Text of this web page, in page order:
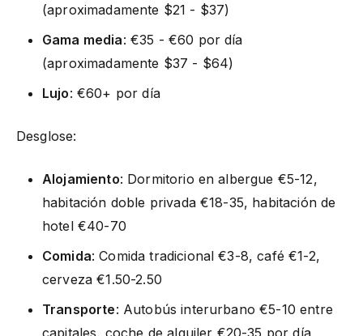
(aproximadamente $21 - $37)
Gama media: €35 - €60 por día
(aproximadamente $37 - $64)
Lujo: €60+ por día
Desglose:
Alojamiento: Dormitorio en albergue €5-12,
habitación doble privada €18-35, habitación de
hotel €40-70
Comida: Comida tradicional €3-8, café €1-2,
cerveza €1.50-2.50
Transporte: Autobús interurbano €5-10 entre